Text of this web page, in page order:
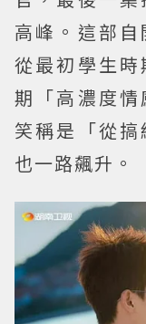
高峰。這部自
從最初學生
期「高濃度
笑稱是「從
也一路飆升。